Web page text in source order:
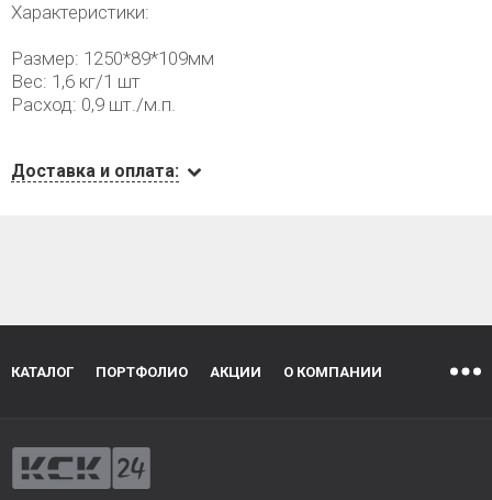
Характеристики:
Размер: 1250*89*109мм
Вес: 1,6 кг/1 шт
Расход: 0,9 шт./м.п.
Доставка и оплата:
КАТАЛОГ ПОРТФОЛИО АКЦИИ О КОМПАНИИ